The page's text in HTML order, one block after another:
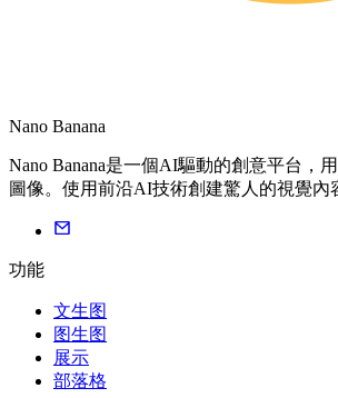
Nano Banana
Nano Banana是一個AI驅動的創意平台，
圖像。使用前沿AI技術創建驚人的視覺內
功能
文生图
图生图
展示
部落格